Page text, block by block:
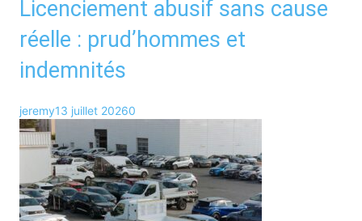
Licenciement abusif sans cause
réelle : prud’hommes et
indemnités
jeremy13 juillet 20260